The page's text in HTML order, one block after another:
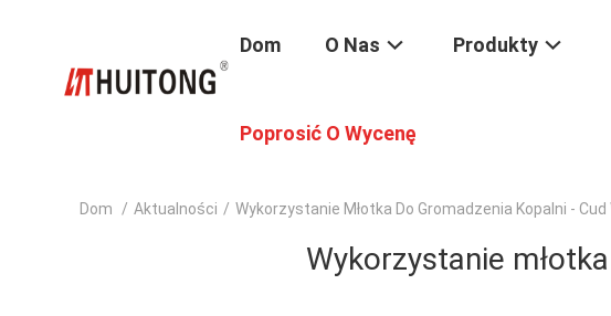
Dom O Nas Produkty
Poprosić O Wycenę
Dom / Aktualności / Wykorzystanie Młotka Do Gromadzenia Kopalni -
Wykorzystanie